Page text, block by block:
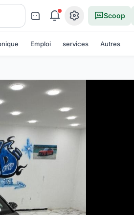
Scoop
Emploi services Autres